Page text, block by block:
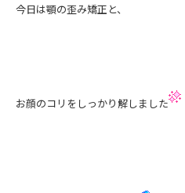
今日は顎の歪み矯正と、
お顔のコリをしっかり解しました